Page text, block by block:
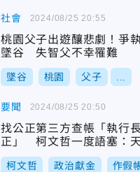
社會
桃園父子出遊釀悲劇！爭
墜谷 失智父不幸罹難
墜谷 桃園 父子
2024/08/25 20:55
要聞
找公正第三方查帳「執行
正」 柯文哲一度語塞：
了！
柯文哲 政治獻金 作假
2024/08/25 20:50